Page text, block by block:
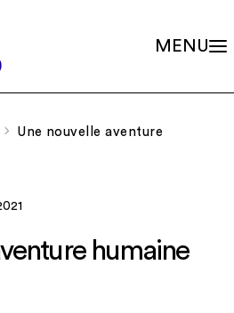
MENU
consultations
Une nouvelle aventure
humaine